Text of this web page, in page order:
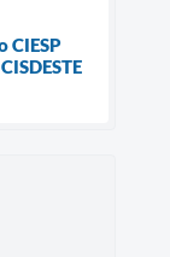
CIESP